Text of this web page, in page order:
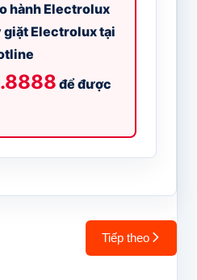
hành Electrolux
giặt Electrolux tại
để được
Tiếp theo